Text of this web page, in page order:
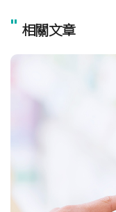
" 相關文章